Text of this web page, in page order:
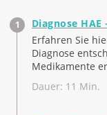
Diagnose
Erfahren Sie
Diagnose
Medikamente
Dauer: 11 Min.